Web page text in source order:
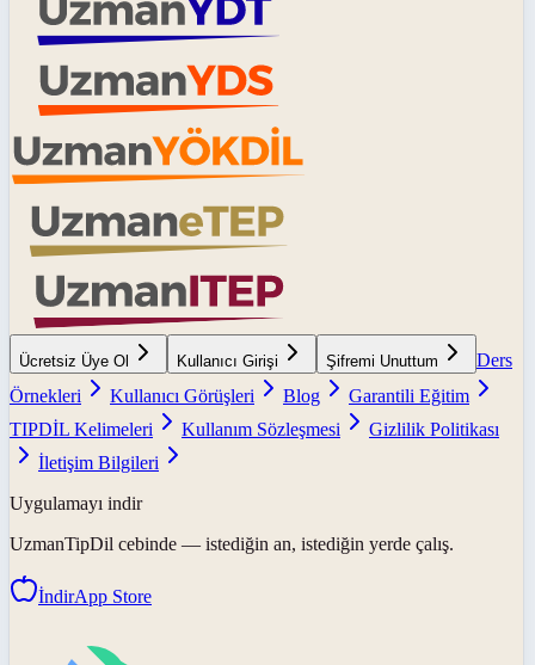
Ücretsiz Üye Ol Kullanıcı Girişi Şifremi Unuttum
Ders
Örnekleri
Kullanıcı Görüşleri Blog
Garantili Eğitim
TIPDİL Kelimeleri
Kullanım Sözleşmesi
Gizlilik Politikası
İletişim Bilgileri
Uygulamayı indir
UzmanTipDil cebinde — istediğin an, istediğin yerde çalış.
İndirApp Store